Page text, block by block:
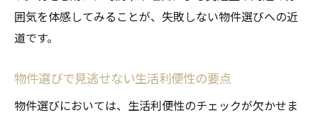
囲気を体感してみることが、失敗しない物件選びへの近
道です。
物件選びで見逃せない生活利便性の要点
物件選びにおいては、生活利便性のチェックが欠かせま